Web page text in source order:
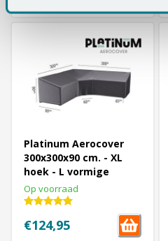
Platinum Aerocover
300x300x90 cm. - XL
hoek - L vormige
loungesethoes
Op voorraad
€124,95